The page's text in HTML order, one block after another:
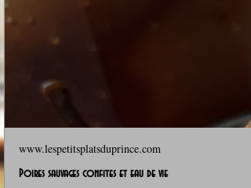
www.lespetitsplatsduprince.com
Poires sauvages confites et eau de vie